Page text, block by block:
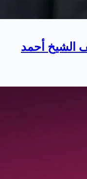
الشيخ أحمد